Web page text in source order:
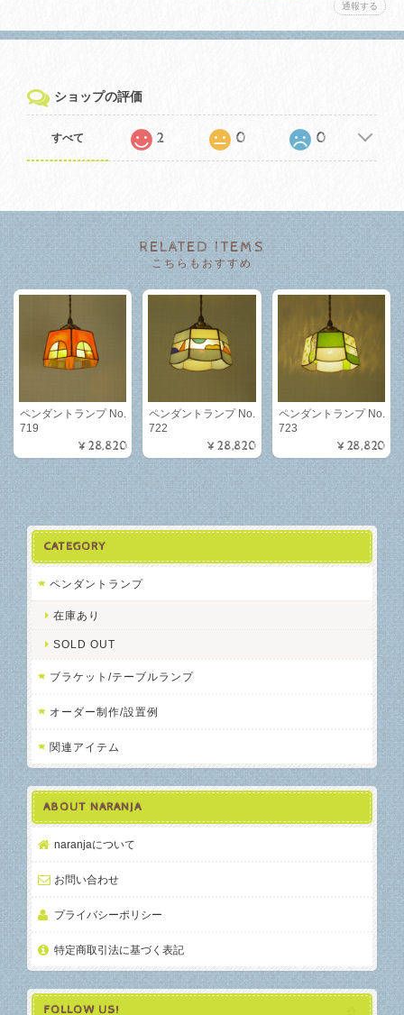
通報する
ショップの評価
すべて 2 0 0
RELATED ITEMS
こちらもおすすめ
ペンダントランプ No.
719
¥28,820
ペンダントランプ No.
722
¥28,820
ペンダントランプ No.
723
¥28,820
CATEGORY
ペンダントランプ
在庫あり
SOLD OUT
ブラケット/テーブルランプ
オーダー制作/設置例
関連アイテム
ABOUT NARANJA
naranjaについて
お問い合わせ
プライバシーポリシー
特定商取引法に基づく表記
FOLLOW US!